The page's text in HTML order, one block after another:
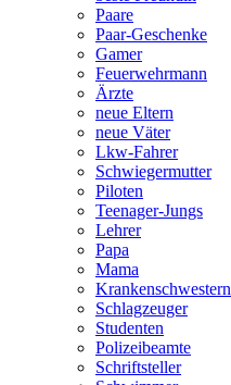
Paare
Paar-Geschenke
Gamer
Feuerwehrmann
Ärzte
neue Eltern
neue Väter
Lkw-Fahrer
Schwiegermutter
Piloten
Teenager-Jungs
Lehrer
Papa
Mama
Krankenschwestern
Schlagzeuger
Studenten
Polizeibeamte
Schriftsteller